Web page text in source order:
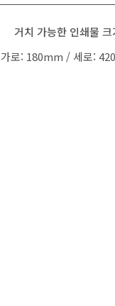
거치 가능한 인쇄물 크
가로: 180mm / 세로: